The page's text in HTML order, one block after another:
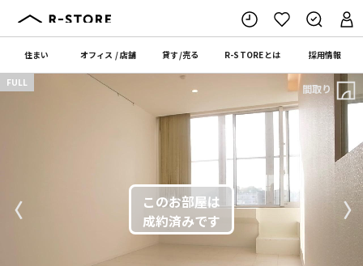
住まい オフィス /店舗 貸す/売る R-STOREとは 採用情報
〈 〉
FULL 間取り